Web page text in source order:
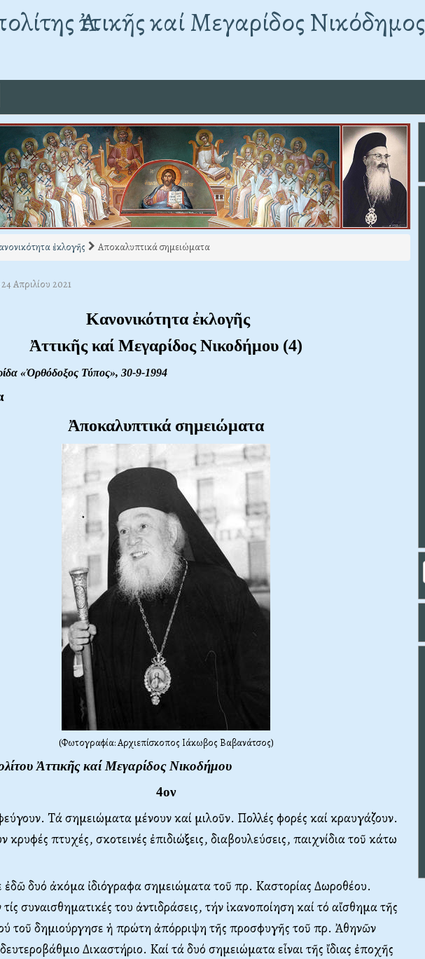
Ἀττικῆς καί Μεγαρίδος Νικόδημος
ἐκλογῆς Αποκαλυπτικά σημειώματα
Απριλίου 2021
Κανονικότητα ἐκλογῆς
Ἀττικῆς καί Μεγαρίδος Νικοδήμου (4)
«Ὀρθόδοξος Τύπος», 30-9-1994
Ἀποκαλυπτικά σημειώματα
(Φωτογραφία: Αρχιεπίσκοπος Ιάκωβος Βαβανάτσος)
Ἀττικῆς καί Mεγαρίδος Nικοδήμου
4ον
Tά σημειώματα μένουν καί μιλοῦν. Πολλές φορές καί κραυγάζουν.
πτυχές, σκοτεινές ἐπιδιώξεις, διαβουλεύσεις, παιχνίδια τοῦ κάτω
δυό ἀκόμα ἰδιόγραφα σημειώματα τοῦ πρ. Kαστορίας Δωροθέου.
συναισθηματικές του ἀντιδράσεις, τήν ἱκανοποίηση καί τό αἴσθημα τῆς
τοῦ δημιούργησε ἡ πρώτη ἀπόρριψη τῆς προσφυγῆς τοῦ πρ. Ἀθηνῶν
Δικαστήριο. Kαί τά δυό σημειώματα εἶναι τῆς ἴδιας ἐποχῆς